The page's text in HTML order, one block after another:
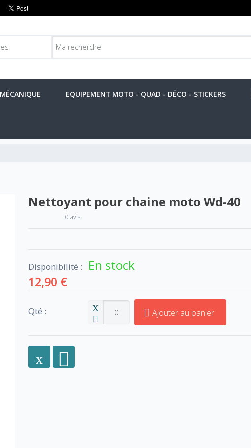
MÉCANIQUE EQUIPEMENT MOTO - QUAD - DÉCO - STICKERS
Nettoyant pour chaine moto Wd-40
0 avis
Disponibilité : En stock
12,90 €
Qté : Ajouter au panier